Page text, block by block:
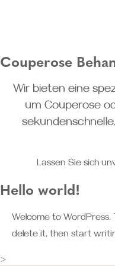
Couperose
Wir bieten eine
um Couperose
Lassen Sie sich
Hello world!
Welcome to
delete it, then start
>